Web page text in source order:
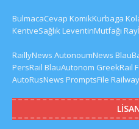
BulmacaCevap KomikKurbaga
KentveSağlıkLeventinMutfağı
RaillyNews AutonoumNews
PersRail BlauAutonom GreekRail
AutoRusNews PromptsFile